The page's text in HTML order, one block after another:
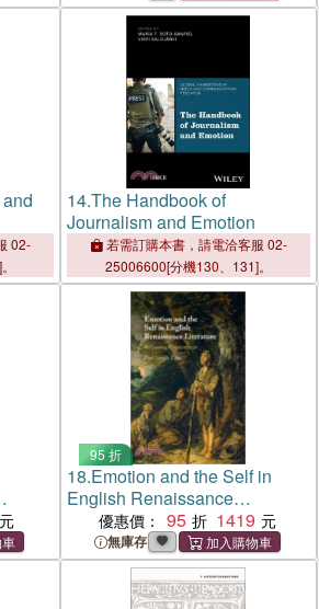
02-
14.The Handbook of
Journalism and Emotion
若需訂購本書，請電洽客服 02-
25006600[分機130、131]。
95 折
18.Emotion and the Self in
English Renaissance
Literature：Reforming
Contentment
優惠價： 95 1419
無庫存